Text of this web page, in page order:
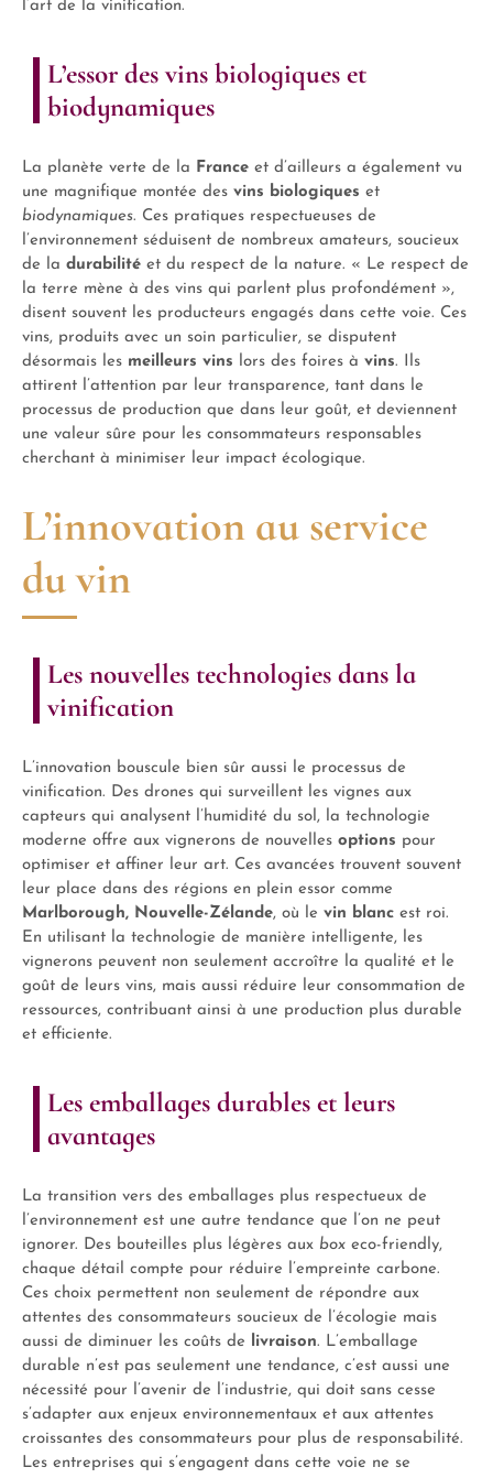
l’art de la vinification.
L’essor des vins biologiques et
biodynamiques
La planète verte de la France et d’ailleurs a également vu
une magnifique montée des vins biologiques et
biodynamiques. Ces pratiques respectueuses de
l’environnement séduisent de nombreux amateurs, soucieux
de la durabilité et du respect de la nature. « Le respect de
la terre mène à des vins qui parlent plus profondément »,
disent souvent les producteurs engagés dans cette voie. Ces
vins, produits avec un soin particulier, se disputent
désormais les meilleurs vins lors des foires à vins. Ils
attirent l’attention par leur transparence, tant dans le
processus de production que dans leur goût, et deviennent
une valeur sûre pour les consommateurs responsables
cherchant à minimiser leur impact écologique.
L’innovation au service
du vin
Les nouvelles technologies dans la
vinification
L’innovation bouscule bien sûr aussi le processus de
vinification. Des drones qui surveillent les vignes aux
capteurs qui analysent l’humidité du sol, la technologie
moderne offre aux vignerons de nouvelles options pour
optimiser et affiner leur art. Ces avancées trouvent souvent
leur place dans des régions en plein essor comme
Marlborough, Nouvelle-Zélande, où le vin blanc est roi.
En utilisant la technologie de manière intelligente, les
vignerons peuvent non seulement accroître la qualité et le
goût de leurs vins, mais aussi réduire leur consommation de
ressources, contribuant ainsi à une production plus durable
et efficiente.
Les emballages durables et leurs
avantages
La transition vers des emballages plus respectueux de
l’environnement est une autre tendance que l’on ne peut
ignorer. Des bouteilles plus légères aux box eco-friendly,
chaque détail compte pour réduire l’empreinte carbone.
Ces choix permettent non seulement de répondre aux
attentes des consommateurs soucieux de l’écologie mais
aussi de diminuer les coûts de livraison. L’emballage
durable n’est pas seulement une tendance, c’est aussi une
nécessité pour l’avenir de l’industrie, qui doit sans cesse
s’adapter aux enjeux environnementaux et aux attentes
croissantes des consommateurs pour plus de responsabilité.
Les entreprises qui s’engagent dans cette voie ne se